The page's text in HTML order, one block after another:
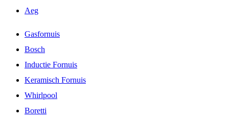
Aeg
Gasfornuis
Bosch
Inductie Fornuis
Keramisch Fornuis
Whirlpool
Boretti